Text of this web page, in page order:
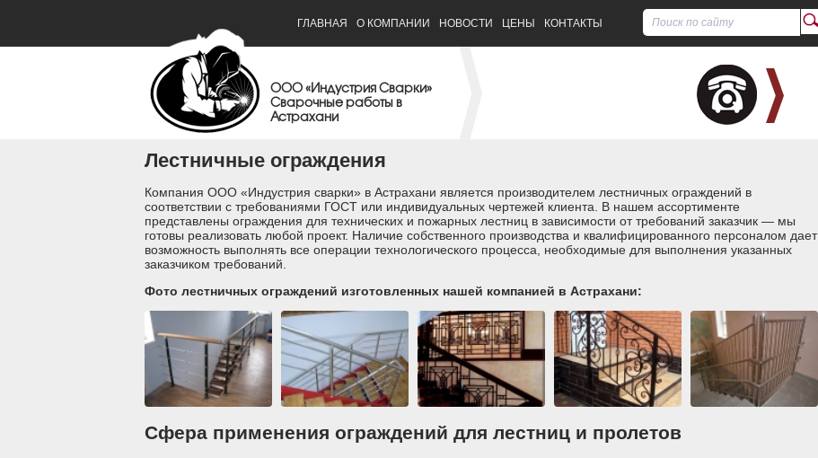
ГЛАВНАЯ О КОМПАНИИ НОВОСТИ ЦЕНЫ КОНТАКТЫ
ООО «Индустрия Сварки»
Сварочные работы в
Астрахани
Лестничные ограждения
Компания ООО «Индустрия сварки» в Астрахани является производителем лестничных ограждений в
соответствии с требованиями ГОСТ или индивидуальных чертежей клиента. В нашем ассортименте
представлены ограждения для технических и пожарных лестниц в зависимости от требований заказчик — мы
готовы реализовать любой проект. Наличие собственного производства и квалифицированного персоналом дает
возможность выполнять все операции технологического процесса, необходимые для выполнения указанных
заказчиком требований.
Фото лестничных ограждений изготовленных нашей компанией в Астрахани:
Сфера применения ограждений для лестниц и пролетов